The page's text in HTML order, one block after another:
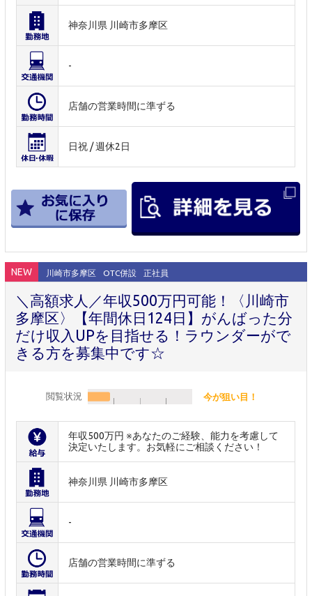
神奈川県 川崎市多摩区
-
店舗の営業時間に準ずる
日祝 / 週休2日
NEW 川崎市多摩区 OTC併設 正社員
＼高額求人／年収500万円可能！〈川崎市
多摩区〉【年間休日124日】がんばった分
だけ収入UPを目指せる！ラウンダーがで
きる方を募集中です☆
閲覧状況 今が狙い目！
年収500万円 ※あなたのご経験、能力を考慮して
決定いたします。お気軽にご相談ください！
神奈川県 川崎市多摩区
-
店舗の営業時間に準ずる